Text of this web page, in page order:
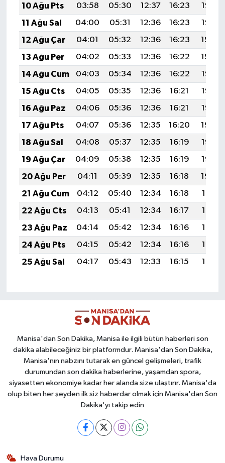
10 Ağu Pts
03:58 05:30 12:37 16:23
19:33
11 Ağu Sal
04:00 05:31 12:36 16:23
19:32
12 Ağu Çar
04:01 05:32 12:36 16:23
19:30
13 Ağu Per
04:02 05:33 12:36 16:22
19:29
14 Ağu Cum
04:03 05:34 12:36 16:22
19:28
15 Ağu Cts
04:05 05:35 12:36 16:21
19:27
16 Ağu Paz
04:06 05:36 12:36 16:21
19:26
17 Ağu Pts
04:07 05:36 12:35 16:20
19:24
18 Ağu Sal
04:08 05:37 12:35 16:19
19:23
19 Ağu Çar
04:09 05:38 12:35 16:19
19:22
20 Ağu Per
04:11 05:39 12:35 16:18
19:20
21 Ağu Cum
04:12 05:40 12:34 16:18
19:19
22 Ağu Cts
04:13 05:41 12:34 16:17
19:18
23 Ağu Paz
04:14 05:42 12:34 16:16
19:16
24 Ağu Pts
04:15 05:42 12:34 16:16
19:15
25 Ağu Sal
04:17 05:43 12:33 16:15 19:14
Manisa'dan Son Dakika, Manisa ile ilgili bütün haberleri son
dakika alabileceğiniz bir platformdur. Manisa'dan Son Dakika,
Manisa'nın nabzını tutarak en güncel gelişmeleri, trafik
durumundan son dakika haberlerine, yaşamdan spora,
siyasetten ekonomiye kadar her alanda size ulaştırır. Manisa'da
olup biten her şeyden ilk siz haberdar olmak için Manisa'dan Son
Dakika'yı takip edin
Hava Durumu